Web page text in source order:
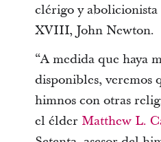
clérigo y
XVIII, John Newton.
“A medida que haya
disponibles, veremos
himnos con otras
el élder Matthew L.